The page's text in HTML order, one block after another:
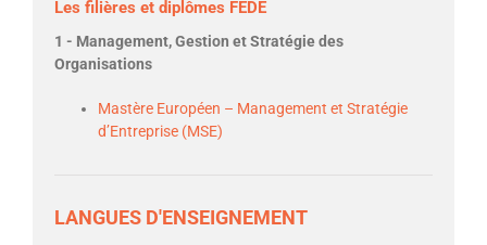
Les filières et diplômes FEDE
1 - Management, Gestion et Stratégie des
Organisations
Mastère Européen – Management et Stratégie
d’Entreprise (MSE)
LANGUES D'ENSEIGNEMENT